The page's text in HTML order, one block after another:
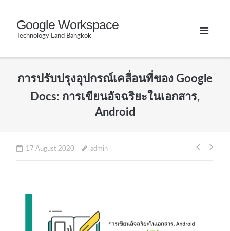
content
Google Workspace
Technology Land Bangkok
การปรับปรุงอุปกรณ์เคลื่อนที่ของ Google
Docs: การเขียนอัจฉริยะในเอกสาร,
Android
17 August 2020 admin
Post